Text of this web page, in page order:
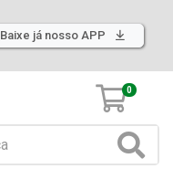
Baixe já nosso APP
0